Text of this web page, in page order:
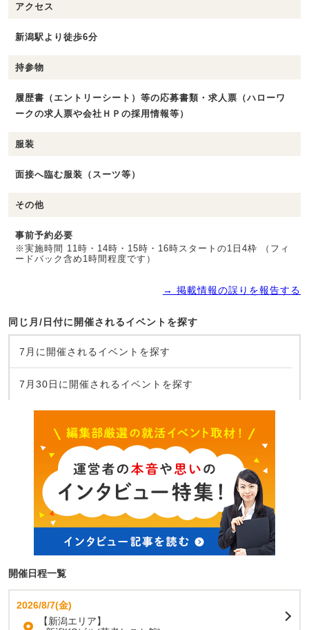
アクセス
新潟駅より徒歩6分
持参物
履歴書（エントリーシート）等の応募書類・求人票（ハローワ
ークの求人票や会社ＨＰの採用情報等）
服装
面接へ臨む服装（スーツ等）
その他
事前予約必要
※実施時間 11時・14時・15時・16時スタートの1日4枠 （フィ
ードバック含め1時間程度です）
→ 掲載情報の誤りを報告する
同じ月/日付に開催されるイベントを探す
7月に開催されるイベントを探す
7月30日に開催されるイベントを探す
開催日程一覧
2026/8/7(金)
【新潟エリア】